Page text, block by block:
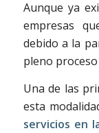
Aunque ya
empresas
debido a la
pleno
Una de las
esta
servicios en